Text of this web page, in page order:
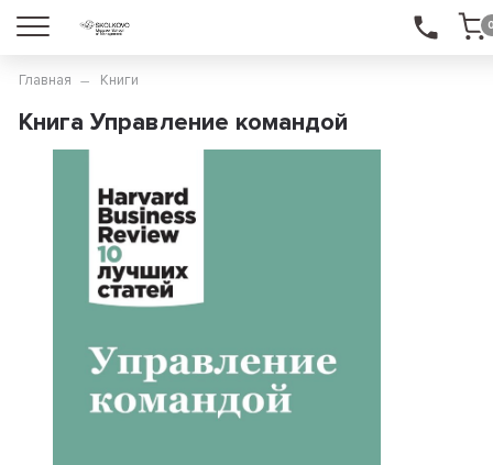
Главная Книги
Книга Управление командой